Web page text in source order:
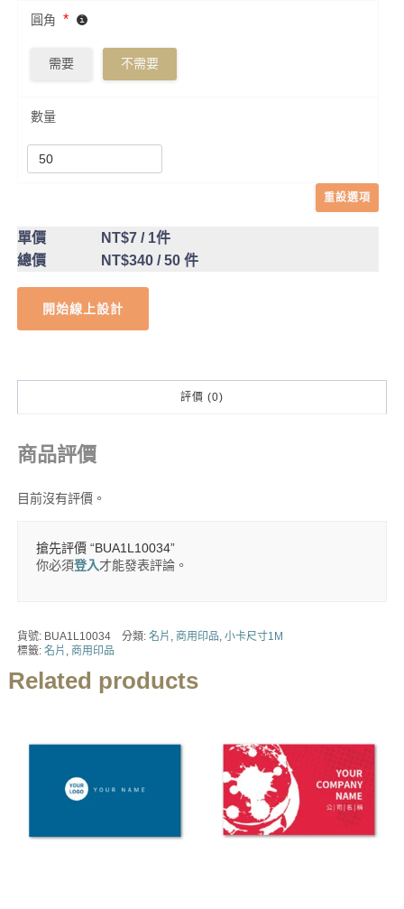
圓角 *
需要 不需要
數量
重設選項
單價 NT$7/ 1件
總價
NT$340/ 50 件
開始線上設計
評價 (0)
商品評價
目前沒有評價。
搶先評價 “BUA1L10034”
你必須登入才能發表評論。
貨號: BUA1L10034 分類: 名片 商用印品 小卡尺寸1M
標籤: 名片 商用印品
Related products